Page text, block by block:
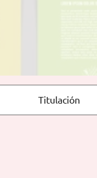
Titulación